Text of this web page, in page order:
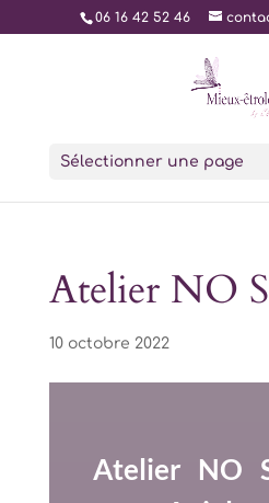
06 16 42 52 46
Sélectionner une page
Atelier NO
10 octobre 2022
Atelier NO